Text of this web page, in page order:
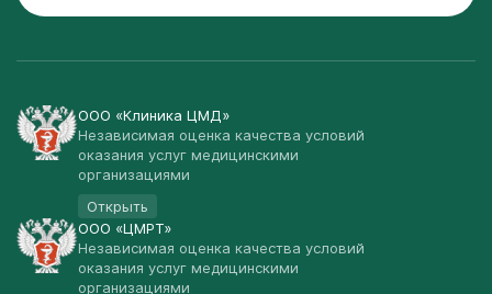
ООО «Клиника ЦМД»
Независимая оценка качества условий
оказания услуг медицинскими
организациями
Открыть
ООО «ЦМРТ»
Независимая оценка качества условий
оказания услуг медицинскими
организациями